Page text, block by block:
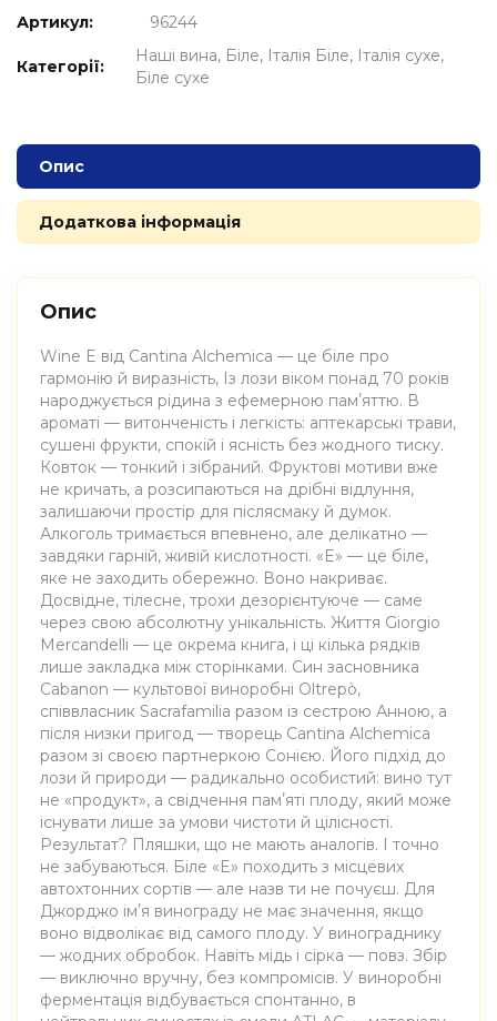
Артикул:
96244
Категорії:
Наші вина Біле Італія Біле Італія сухе
Біле сухе
Опис
Додаткова інформація
Опис
Wine E від Cantina Alchemica — це біле про
гармонію й виразність, Із лози віком понад 70 років
народжується рідина з ефемерною памʼяттю. В
ароматі — витонченість і легкість: аптекарські трави,
сушені фрукти, спокій і ясність без жодного тиску.
Ковток — тонкий і зібраний. Фруктові мотиви вже
не кричать, а розсипаються на дрібні відлуння,
залишаючи простір для післясмаку й думок.
Алкоголь тримається впевнено, але делікатно —
завдяки гарній, живій кислотності. «E» — це біле,
яке не заходить обережно. Воно накриває.
Досвідне, тілесне, трохи дезорієнтуюче — саме
через свою абсолютну унікальність. Життя Giorgio
Mercandelli — це окрема книга, і ці кілька рядків
лише закладка між сторінками. Син засновника
Cabanon — культової виноробні Oltrepò,
співвласник Sacrafamilia разом із сестрою Анною, а
після низки пригод — творець Cantina Alchemica
разом зі своєю партнеркою Сонією. Його підхід до
лози й природи — радикально особистий: вино тут
не «продукт», а свідчення памʼяті плоду, який може
існувати лише за умови чистоти й цілісності.
Результат? Пляшки, що не мають аналогів. І точно
не забуваються. Біле «E» походить з місцевих
автохтонних сортів — але назв ти не почуєш. Для
Джорджо імʼя винограду не має значення, якщо
воно відволікає від самого плоду. У винограднику
— жодних обробок. Навіть мідь і сірка — повз. Збір
— виключно вручну, без компромісів. У виноробні
ферментація відбувається спонтанно, в